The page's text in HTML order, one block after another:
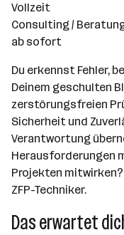
Vollzeit
Consulting /
ab sofort
Du erkennst Fehler,
Deinem geschulten
zerstörungsfreien
Sicherheit und
Verantwortung
Herausforderungen
Projekten mitwirken?
ZFP-Techniker.
Das erwartet